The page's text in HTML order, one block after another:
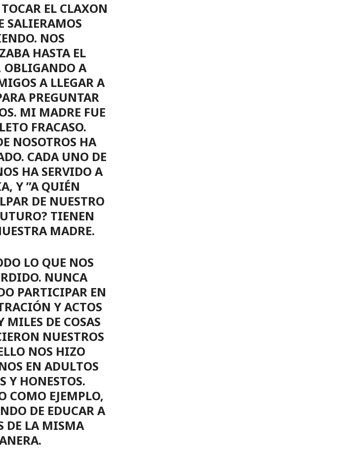
EL CLAXON
SALIERAMOS
NOS
HASTA EL
OBLIGANDO A
A LLEGAR A
PREGUNTAR
MI MADRE FUE
FRACASO.
NOSOTROS HA
CADA UNO DE
HA SERVIDO A
Y ”A QUIÉN
DE NUESTRO
TIENEN
MADRE.
LO QUE NOS
NUNCA
PARTICIPAR EN
Y ACTOS
MILES DE COSAS
NUESTROS
NOS HIZO
EN ADULTOS
Y HONESTOS.
COMO EJEMPLO,
DE EDUCAR A
DE LA MISMA